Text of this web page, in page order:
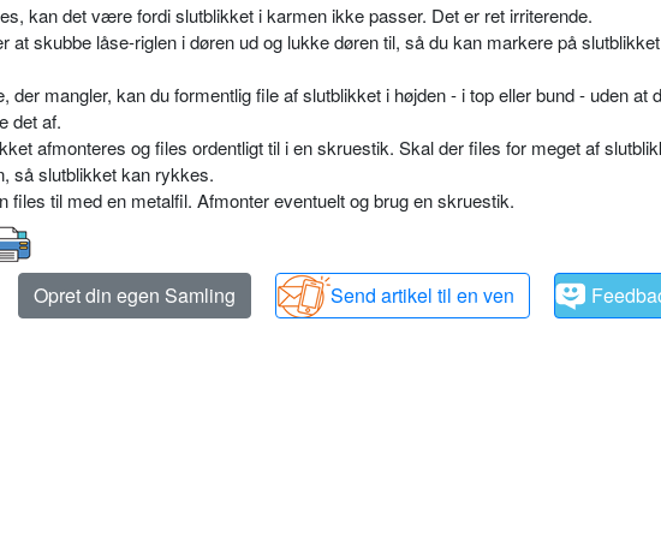
kan det være fordi slutblikket i karmen ikke passer. Det er ret irriterende.
at skubbe låse-riglen i døren ud og lukke døren til, så du kan markere på
der mangler, kan du formentlig file af slutblikket i højden - i top eller bund - uden at
det af.
afmonteres og files ordentligt til i en skruestik. Skal der files for meget af
så slutblikket kan rykkes.
files til med en metalfil. Afmonter eventuelt og brug en skruestik.
Opret din egen Samling Send artikel til en ven